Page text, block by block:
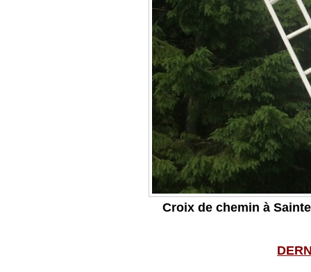
Croix de chemin à